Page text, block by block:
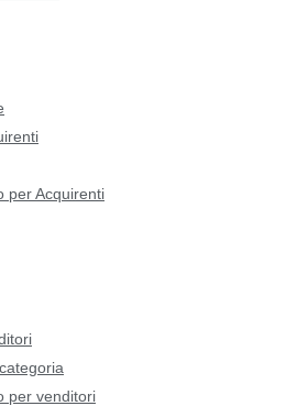
per Acquirenti
per venditori